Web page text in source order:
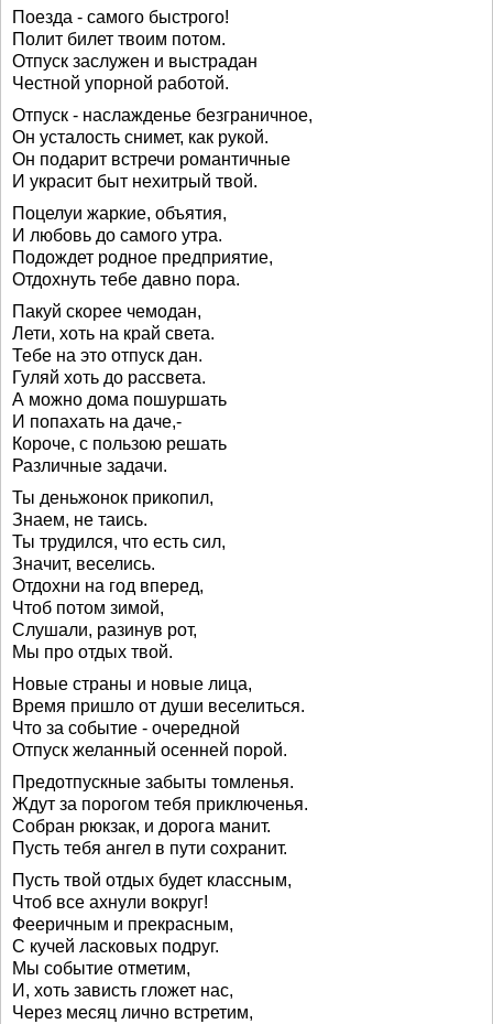
Поезда - самого быстрого!
Полит билет твоим потом.
Отпуск заслужен и выстрадан
Честной упорной работой.
Отпуск - наслажденье безграничное,
Он усталость снимет, как рукой.
Он подарит встречи романтичные
И украсит быт нехитрый твой.
Поцелуи жаркие, объятия,
И любовь до самого утра.
Подождет родное предприятие,
Отдохнуть тебе давно пора.
Пакуй скорее чемодан,
Лети, хоть на край света.
Тебе на это отпуск дан.
Гуляй хоть до рассвета.
А можно дома пошуршать
И попахать на даче,-
Короче, с пользою решать
Различные задачи.
Ты деньжонок прикопил,
Знаем, не таись.
Ты трудился, что есть сил,
Значит, веселись.
Отдохни на год вперед,
Чтоб потом зимой,
Слушали, разинув рот,
Мы про отдых твой.
Новые страны и новые лица,
Время пришло от души веселиться.
Что за событие - очередной
Отпуск желанный осенней порой.
Предотпускные забыты томленья.
Ждут за порогом тебя приключенья.
Собран рюкзак, и дорога манит.
Пусть тебя ангел в пути сохранит.
Пусть твой отдых будет классным,
Чтоб все ахнули вокруг!
Фееричным и прекрасным,
С кучей ласковых подруг.
Мы событие отметим,
И, хоть зависть гложет нас,
Через месяц лично встретим,